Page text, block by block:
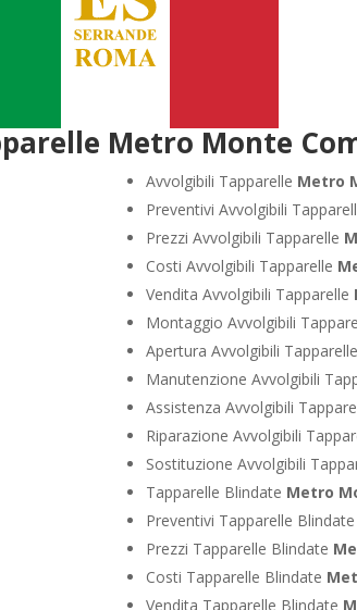
Metro Monte
Avvolgibili Tapparelle Metro
Preventivi Avvolgibili
Prezzi Avvolgibili Tapparelle
Costi Avvolgibili Tapparelle
Vendita Avvolgibili Tapparelle
Montaggio Avvolgibili
Apertura Avvolgibili Tapparelle
Manutenzione Avvolgibili
Assistenza Avvolgibili
Riparazione Avvolgibili
Sostituzione Avvolgibili
Tapparelle Blindate Metro
Preventivi Tapparelle Blindate
Prezzi Tapparelle Blindate
Costi Tapparelle Blindate
Vendita Tapparelle Blindate